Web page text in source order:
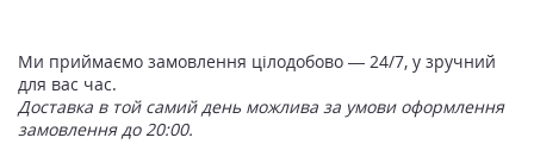
Ми приймаємо замовлення цілодобово — 24/7, у зручний
для вас час.
Доставка в той самий день можлива за умови оформлення
замовлення до 20:00.